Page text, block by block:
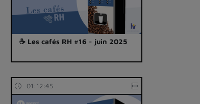
☕ Les cafés RH #16 - juin 2025
01:12:45